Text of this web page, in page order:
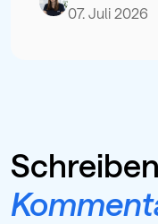
07. Juli 2026